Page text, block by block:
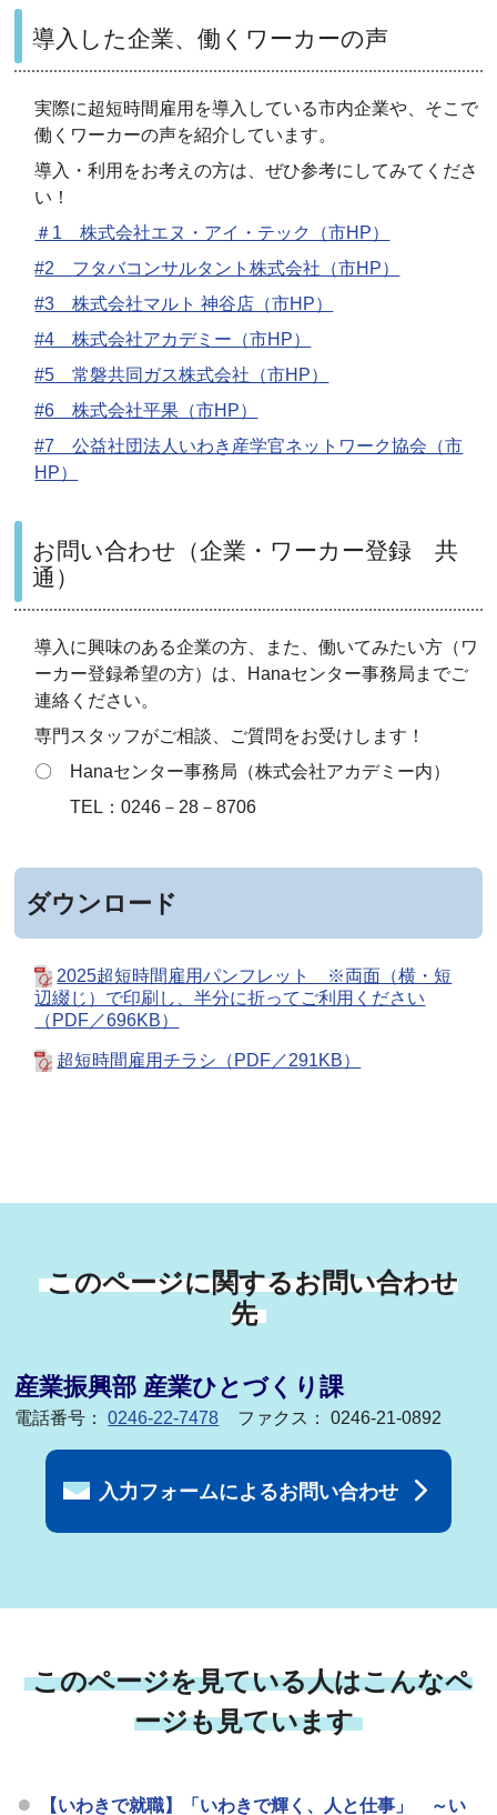
導入した企業、働くワーカーの声
実際に超短時間雇用を導入している市内企業や、そこで
働くワーカーの声を紹介しています。
導入・利用をお考えの方は、ぜひ参考にしてみてくださ
い！
＃1 株式会社エヌ・アイ・テック（市HP）
#2 フタバコンサルタント株式会社（市HP）
#3 株式会社マルト 神谷店（市HP）
#4 株式会社アカデミー（市HP）
#5 常磐共同ガス株式会社（市HP）
#6 株式会社平果（市HP）
#7 公益社団法人いわき産学官ネットワーク協会（市
HP）
お問い合わせ（企業・ワーカー登録 共
通）
導入に興味のある企業の方、また、働いてみたい方（ワ
ーカー登録希望の方）は、Hanaセンター事務局までご
連絡ください。
専門スタッフがご相談、ご質問をお受けします！
〇 Hanaセンター事務局（株式会社アカデミー内）
TEL：0246－28－8706
ダウンロード
2025超短時間雇用パンフレット ※両面（横・短
辺綴じ）で印刷し、半分に折ってご利用ください
（PDF／696KB）
超短時間雇用チラシ（PDF／291KB）
このページに関するお問い合わせ
先
産業振興部 産業ひとづくり課
電話番号：0246-22-7478 ファクス： 0246-21-0892
入力フォームによるお問い合わせ
このページを見ている人はこんなペ
ージも見ています
【いわきで就職】「いわきで輝く、人と仕事」 ～い